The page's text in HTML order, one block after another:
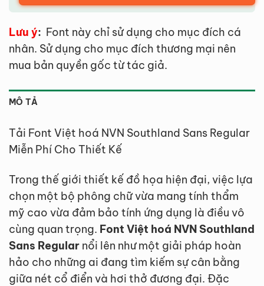
Lưu ý: Font này chỉ sử dụng cho mục đích cá
nhân. Sử dụng cho mục đích thương mại nên
mua bản quyền gốc từ tác giả.
MÔ TẢ
Tải Font Việt hoá NVN Southland Sans Regular
Miễn Phí Cho Thiết Kế
Trong thế giới thiết kế đồ họa hiện đại, việc lựa
chọn một bộ phông chữ vừa mang tính thẩm
mỹ cao vừa đảm bảo tính ứng dụng là điều vô
cùng quan trọng. Font Việt hoá NVN Southland
Sans Regular nổi lên như một giải pháp hoàn
hảo cho những ai đang tìm kiếm sự cân bằng
giữa nét cổ điển và hơi thở đương đại. Đặc